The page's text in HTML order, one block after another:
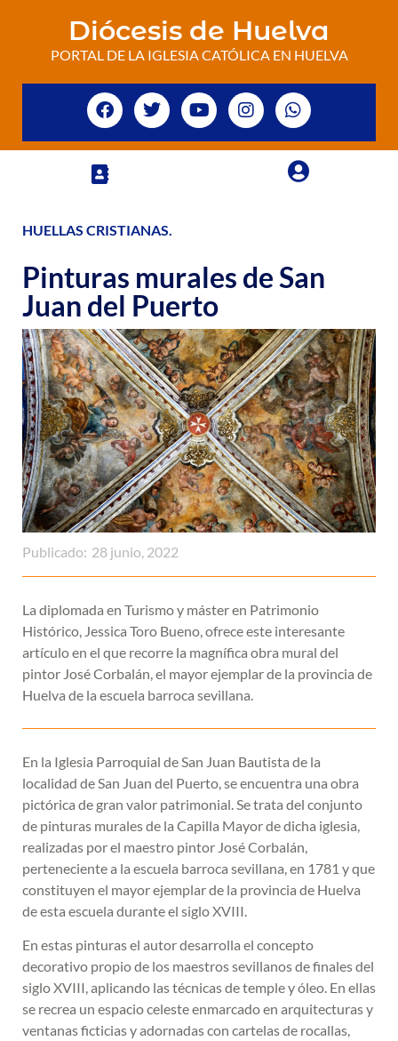
Diócesis de Huelva
PORTAL DE LA IGLESIA CATÓLICA EN HUELVA
HUELLAS CRISTIANAS.
Pinturas murales de San
Juan del Puerto
Publicado: 28 junio, 2022
La diplomada en Turismo y máster en Patrimonio
Histórico, Jessica Toro Bueno, ofrece este interesante
artículo en el que recorre la magnífica obra mural del
pintor José Corbalán, el mayor ejemplar de la provincia de
Huelva de la escuela barroca sevillana.
En la Iglesia Parroquial de San Juan Bautista de la
localidad de San Juan del Puerto, se encuentra una obra
pictórica de gran valor patrimonial. Se trata del conjunto
de pinturas murales de la Capilla Mayor de dicha iglesia,
realizadas por el maestro pintor José Corbalán,
perteneciente a la escuela barroca sevillana, en 1781 y que
constituyen el mayor ejemplar de la provincia de Huelva
de esta escuela durante el siglo XVIII.
En estas pinturas el autor desarrolla el concepto
decorativo propio de los maestros sevillanos de finales del
siglo XVIII, aplicando las técnicas de temple y óleo. En ellas
se recrea un espacio celeste enmarcado en arquitecturas y
ventanas ficticias y adornadas con cartelas de rocallas,